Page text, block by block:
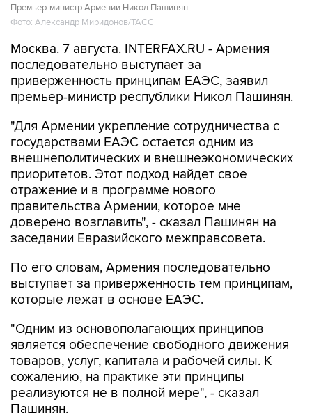
Москва. 7 августа. INTERFAX.RU - Армения
приверженность принципам ЕАЭС, заявил
премьер-министр республики Никол Пашинян.
"Для Армении укрепление сотрудничества с
внешнеполитических и внешнеэкономических
приоритетов. Этот подход найдет свое
отражение и в программе нового
правительства Армении, которое мне
доверено возглавить", - сказал Пашинян на
заседании Евразийского межправсовета.
По его словам, Армения последовательно
которые лежат в основе ЕАЭС.
"Одним из основополагающих принципов
товаров, услуг, капитала и рабочей силы. К
сожалению, на практике эти принципы
реализуются не в полной мере", - сказал
Пашинян.
По его словам, отдельные ограничения и